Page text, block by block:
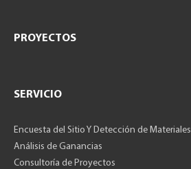
PROYECTOS
SERVICIO
Encuesta del Sitio Y Detección de Materiales
Análisis de Ganancias
Consultoría de Proyectos